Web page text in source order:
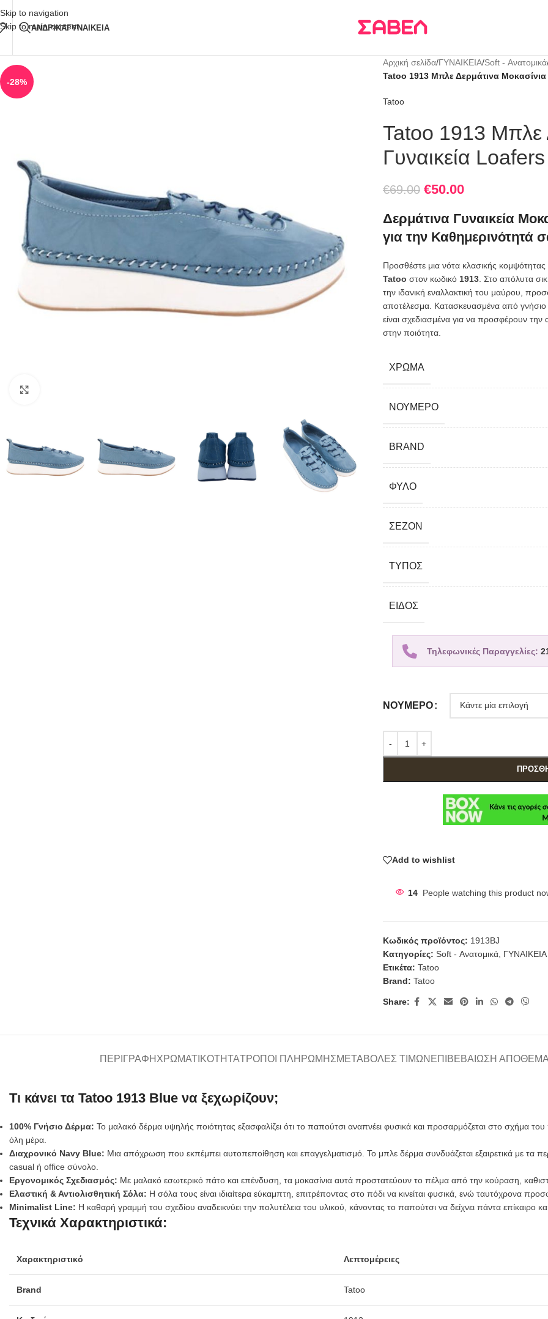
Skip to navigation
Skip to main content
Δωρεάν Μεταφορικά
ΑΝΔΡΙΚΑΓΥΝΑΙΚΕΙΑ
-28%
Αρχική σελίδα/ΓΥΝΑΙΚΕΙΑ/Soft - Ανατομικά
Tatoo 1913 Μπλε Δερμάτινα
Tatoo
Tatoo 1913 Μπλε
Γυναικεία
€69.00 €50.00
Δερμάτινα Γυναικεία
για την Καθημερινότητά
Προσθέστε μια νότα κλασικής κομψότητας
Tatoo στον κωδικό 1913. Στο απόλυτα σικ
την ιδανική εναλλακτική του μαύρου,
αποτέλεσμα. Κατασκευασμένα από γνήσιο
είναι σχεδιασμένα για να προσφέρουν
στην ποιότητα.
ΧΡΏΜΑ
ΝΟΎΜΕΡΟ
BRAND
ΦΎΛΟ
ΣΕΖΌΝ
TΎΠΟΣ
ΕΊΔΟΣ
Τηλεφωνικές Παραγγελίες:
ΝΟΎΜΕΡΟ
Add to wishlist
14 People watching this product
Κωδικός προϊόντος: 1913BJ
Κατηγορίες: Soft - Ανατομικά, ΓΥΝΑΙΚΕΙΑ
Ετικέτα: Tatoo
Brand: Tatoo
Share:
ΠΕΡΙΓΡΑΦΉ ΧΡΩΜΑΤΙΚΌΤΗΤΑΤΡΌΠΟΙ ΠΛΗΡΩΜΉΣΜΕΤΑΒΟΛΈΣ ΤΙΜΏΝ ΕΠΙΒΕΒΑΊΩΣΗ
Τι κάνει τα Tatoo 1913 Blue να ξεχωρίζουν;
100% Γνήσιο Δέρμα: Το μαλακό δέρμα υψηλής ποιότητας εξασφαλίζει ότι το παπούτσι αναπνέει φυσικά και προσαρμόζεται στο σχήμα
όλη μέρα.
Διαχρονικό Navy Blue: Μια απόχρωση που εκπέμπει αυτοπεποίθηση και επαγγελματισμό. Το μπλε δέρμα συνδυάζεται εξαιρετικά με τα
casual ή office σύνολο.
Εργονομικός Σχεδιασμός: Με μαλακό εσωτερικό πάτο και επένδυση, τα μοκασίνια αυτά προστατεύουν το πέλμα από την κούραση,
Ελαστική & Αντιολισθητική Σόλα: Η σόλα τους είναι ιδιαίτερα εύκαμπτη, επιτρέποντας στο πόδι να κινείται φυσικά, ενώ ταυτόχρονα
Minimalist Line: Η καθαρή γραμμή του σχεδίου αναδεικνύει την πολυτέλεια του υλικού, κάνοντας το παπούτσι να δείχνει πάντα επίκαιρο
Τεχνικά Χαρακτηριστικά:
Χαρακτηριστικό Λεπτομέρειες
Brand Tatoo